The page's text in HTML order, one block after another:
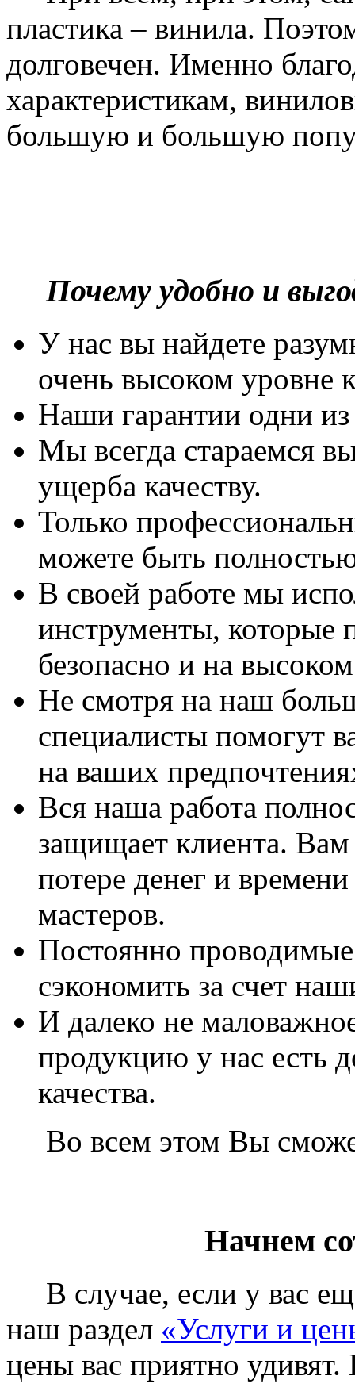
пластика – винила.
долговечен. Именно
характеристикам,
большую и большую
Почему удобно и
У нас вы найдете
очень высоком уровне
Наши гарантии одни
Мы всегда стараемся
ущерба качеству.
Только
можете быть
В своей работе мы
инструменты, которые
безопасно и на
Не смотря на наш
специалисты помогут
на ваших
Вся наша работа
защищает клиента. Вам
потере денег и
мастеров.
Постоянно
сэкономить за счет
И далеко не
продукцию у нас есть
качества.
Во всем этом Вы
Начнем
В случае, если у вас
наш раздел «Услуги и
цены вас приятно